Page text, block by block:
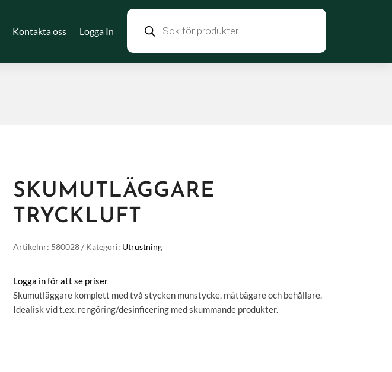
Kontakta oss Logga In
search
SKUMUTLÄGGARE
TRYCKLUFT
Artikelnr: 580028 Kategori: Utrustning
Logga in för att se priser
Skumutläggare komplett med två stycken munstycke, mätbägare och behållare.
Idealisk vid t.ex. rengöring/desinficering med skummande produkter.